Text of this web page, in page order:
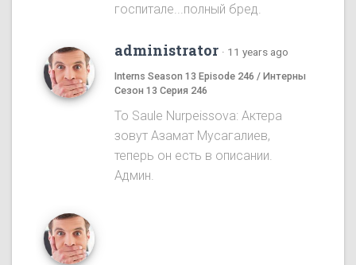
госпитале...полный бред.
administrator · 11 years ago
Interns Season 13 Episode 246 / Интерны
Сезон 13 Серия 246
To Saule Nurpeissova: Актера
зовут Азамат Мусагалиев,
теперь он есть в описании.
Админ.